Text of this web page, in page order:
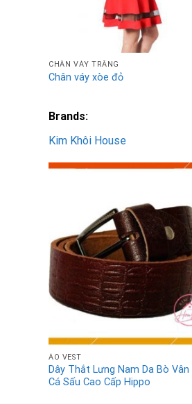
CHÂN VÁY TRẮNG
Chân váy xòe đỏ
Brands:
Kim Khôi House
Add to
Wishlist
ÁO VEST
Dây Thắt Lưng Nam Da Bò Vân
Cá Sấu Cao Cấp Hippo